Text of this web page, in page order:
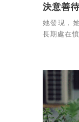
決意善
她發現，
長期處在憤